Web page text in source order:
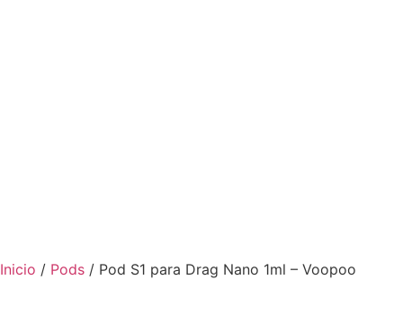
Inicio / Pods / Pod S1 para Drag Nano 1ml – Voopoo